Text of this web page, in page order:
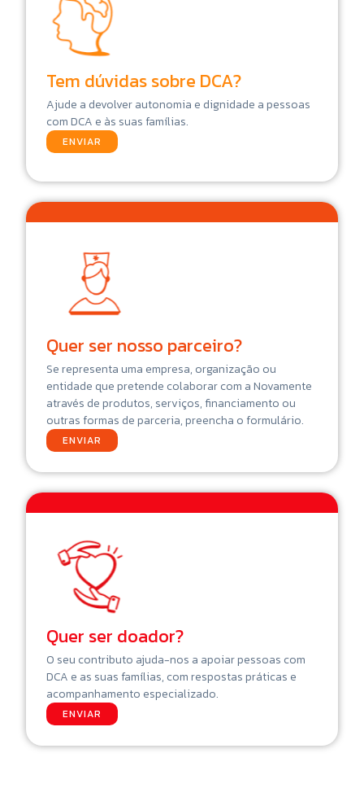
Tem dúvidas sobre DCA?
Ajude a devolver autonomia e dignidade a pessoas
com DCA e às suas famílias.
ENVIAR
Quer ser nosso parceiro?
Se representa uma empresa, organização ou
entidade que pretende colaborar com a Novamente
através de produtos, serviços, financiamento ou
outras formas de parceria, preencha o formulário.
ENVIAR
Quer ser doador?
O seu contributo ajuda-nos a apoiar pessoas com
DCA e as suas famílias, com respostas práticas e
acompanhamento especializado.
ENVIAR